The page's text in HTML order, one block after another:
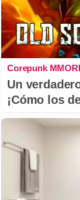
Corepunk
Un
¡Cómo los